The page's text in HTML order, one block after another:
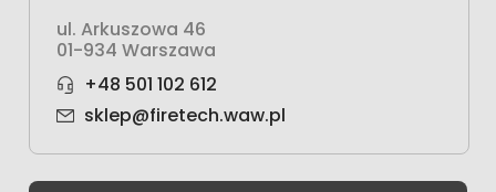
ul. Arkuszowa 46
01-934 Warszawa
+48 501 102 612
sklep@firetech.waw.pl